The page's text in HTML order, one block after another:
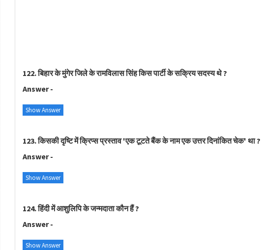
122. बिहार के मुंगेर जिले के रामविलास सिंह किस पार्टी के सक्रिय सदस्य थे ?
Answer -
Show Answer
123. किसकी दृष्टि में क्रिप्स प्रस्ताव 'एक टूटते बैंक के नाम एक उत्तर दिनांकित चेक' था ?
Answer -
Show Answer
124. हिंदी में आशुलिपि के जन्मदाता कौन हैं ?
Answer -
Show Answer